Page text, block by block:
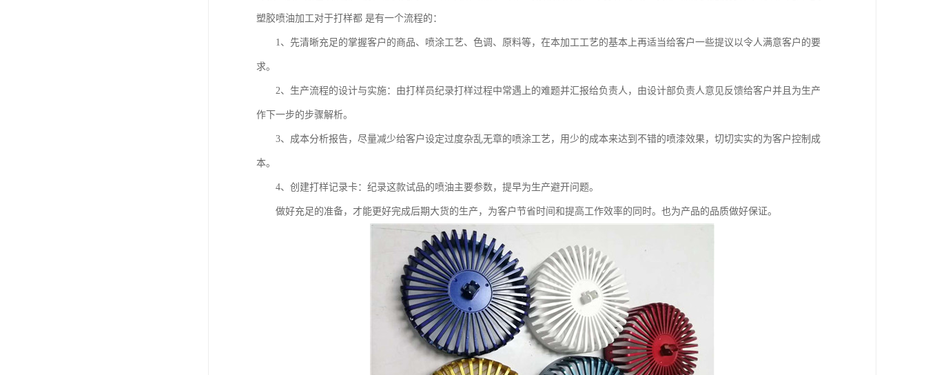
塑胶喷油加工对于打样都 是有一个流程的：
1、先清晰充足的掌握客户的商品、喷涂工艺、色调、原料等，在本加工工艺的基本上再适当给客户一些提议以令人满意客户的要
求。
2、生产流程的设计与实施：由打样员纪录打样过程中常遇上的难题并汇报给负责人，由设计部负责人意见反馈给客户并且为生产
作下一步的步骤解析。
3、成本分析报告，尽量减少给客户设定过度杂乱无章的喷涂工艺，用少的成本来达到不错的喷漆效果，切切实实的为客户控制成
本。
4、创建打样记录卡：纪录这款试品的喷油主要参数，提早为生产避开问题。
做好充足的准备，才能更好完成后期大货的生产，为客户节省时间和提高工作效率的同时。也为产品的品质做好保证。